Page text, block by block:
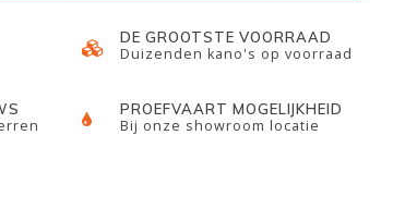
DE GROOTSTE VOORRAAD
Duizenden kano's op voorraad
PROEFVAART MOGELIJKHEID
Bij onze showroom locatie